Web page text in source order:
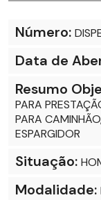
Número:
Data de
Resumo
PARA
PARA
ESPARGIDOR
Situação:
Modalidade: